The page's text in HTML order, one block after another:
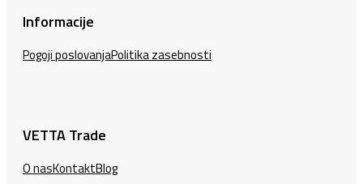
Informacije
Pogoji poslovanjaPolitika zasebnosti
VETTA Trade
O nasKontaktBlog